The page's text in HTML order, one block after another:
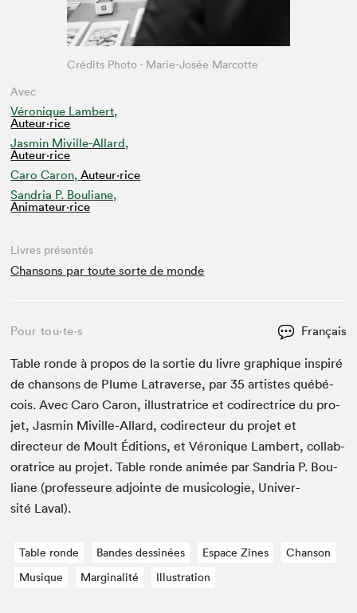
Avec
Véronique Lambert,
Auteur·rice
Jasmin Miville-Allard,
Auteur·rice
Caro Caron, Auteur·rice
Sandria P. Bouliane,
Animateur⋅rice
Crédits Photo - Marie-Josée Marcotte
Livres présentés
Chansons par toute sorte de monde
Pour tou⋅te⋅s Français
Table ronde à pro­pos de la sor­tie du livre graphique inspiré
de chan­sons de Plume Latra­verse, par35 artistes québé­
cois. Avec Caro Caron, illus­tra­trice et codi­rec­trice du pro­
jet, Jas­min Miville-Allard, codi­recteur du pro­jet et
directeur de Moult Édi­tions, et Véronique Lam­bert, col­lab­
o­ra­trice au pro­jet. Table ronde ani­mée par San­dria P. Bou­
liane (pro­fesseure adjointe de musi­colo­gie, Uni­ver­
sité Laval).
Table ronde Bandes dessinées Espace Zines
Chanson
Musique
Marginalité Illustration